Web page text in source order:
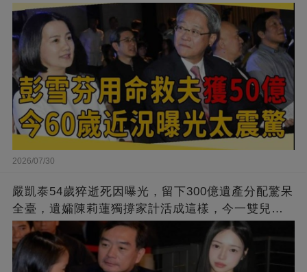
2026/07/30
嚴凱泰54歲猝逝死因曝光，留下300億遺產分配驚呆
全臺，遺孀陳莉蓮獨撐家計活成這樣，今一雙兒女
正面照流出太意外